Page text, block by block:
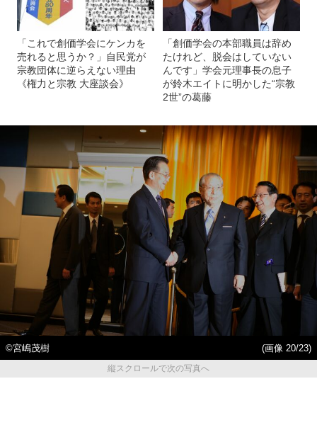
「これで創価学会にケンカを
売れると思うか？」自民党が
宗教団体に逆らえない理由
《権力と宗教 大座談会》
「創価学会の本部職員は辞め
たけれど、脱会はしていない
んです」学会元理事長の息子
が鈴木エイトに明かした“宗教
2世”の葛藤
©宮嶋茂樹
(画像 20/23)
縦スクロールで次の写真へ